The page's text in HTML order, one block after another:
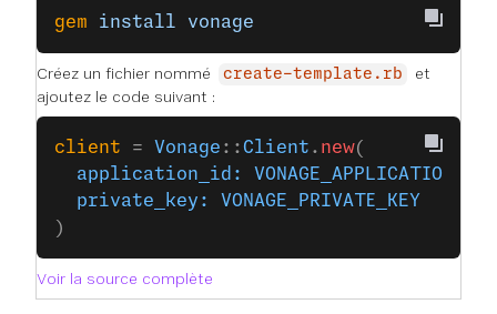
gem install vonage
Créez un fichier nommé create-template.rb
et
ajoutez le code suivant :
client = Vonage ::Client . new(
  application_id:
VONAGE_APPLICATION_ID
  private_key:
VONAGE_PRIVATE_KEY
)
Voir la source complète